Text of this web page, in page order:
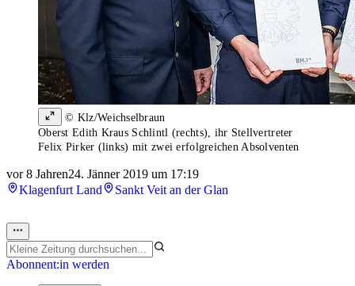
© Klz/Weichselbraun
Oberst Edith Kraus Schlintl (rechts), ihr Stellvertreter
Felix Pirker (links) mit zwei erfolgreichen Absolventen
vor 8 Jahren24. Jänner 2019 um 17:19
Klagenfurt Land
Sankt Veit an der Glan
Abonnent:in werden